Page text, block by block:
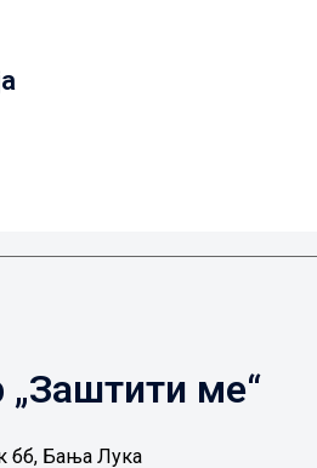
ме“
бб, Бања Лука